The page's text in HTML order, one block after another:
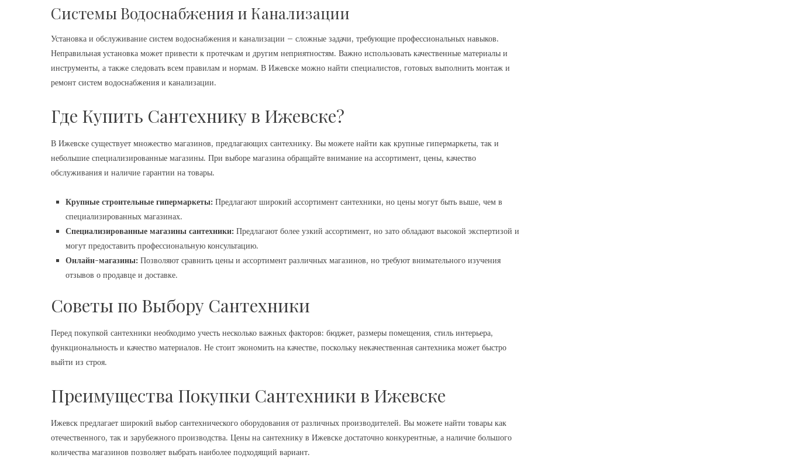
Системы Водоснабжения и Канализации
Установка и обслуживание систем водоснабжения и канализации – сложные задачи, требующие профессиональных навыков.
Неправильная установка может привести к протечкам и другим неприятностям. Важно использовать качественные материалы и
инструменты, а также следовать всем правилам и нормам. В Ижевске можно найти специалистов, готовых выполнить монтаж и
ремонт систем водоснабжения и канализации.
Где Купить Сантехнику в Ижевске?
В Ижевске существует множество магазинов, предлагающих сантехнику. Вы можете найти как крупные гипермаркеты, так и
небольшие специализированные магазины. При выборе магазина обращайте внимание на ассортимент, цены, качество
обслуживания и наличие гарантии на товары.
Крупные строительные гипермаркеты: Предлагают широкий ассортимент сантехники, но цены могут быть выше, чем в
специализированных магазинах.
Специализированные магазины сантехники: Предлагают более узкий ассортимент, но зато обладают высокой экспертизой и
могут предоставить профессиональную консультацию.
Онлайн-магазины: Позволяют сравнить цены и ассортимент различных магазинов, но требуют внимательного изучения
отзывов о продавце и доставке.
Советы по Выбору Сантехники
Перед покупкой сантехники необходимо учесть несколько важных факторов: бюджет, размеры помещения, стиль интерьера,
функциональность и качество материалов. Не стоит экономить на качестве, поскольку некачественная сантехника может быстро
выйти из строя.
Преимущества Покупки Сантехники в Ижевске
Ижевск предлагает широкий выбор сантехнического оборудования от различных производителей. Вы можете найти товары как
отечественного, так и зарубежного производства. Цены на сантехнику в Ижевске достаточно конкурентные, а наличие большого
количества магазинов позволяет выбрать наиболее подходящий вариант.